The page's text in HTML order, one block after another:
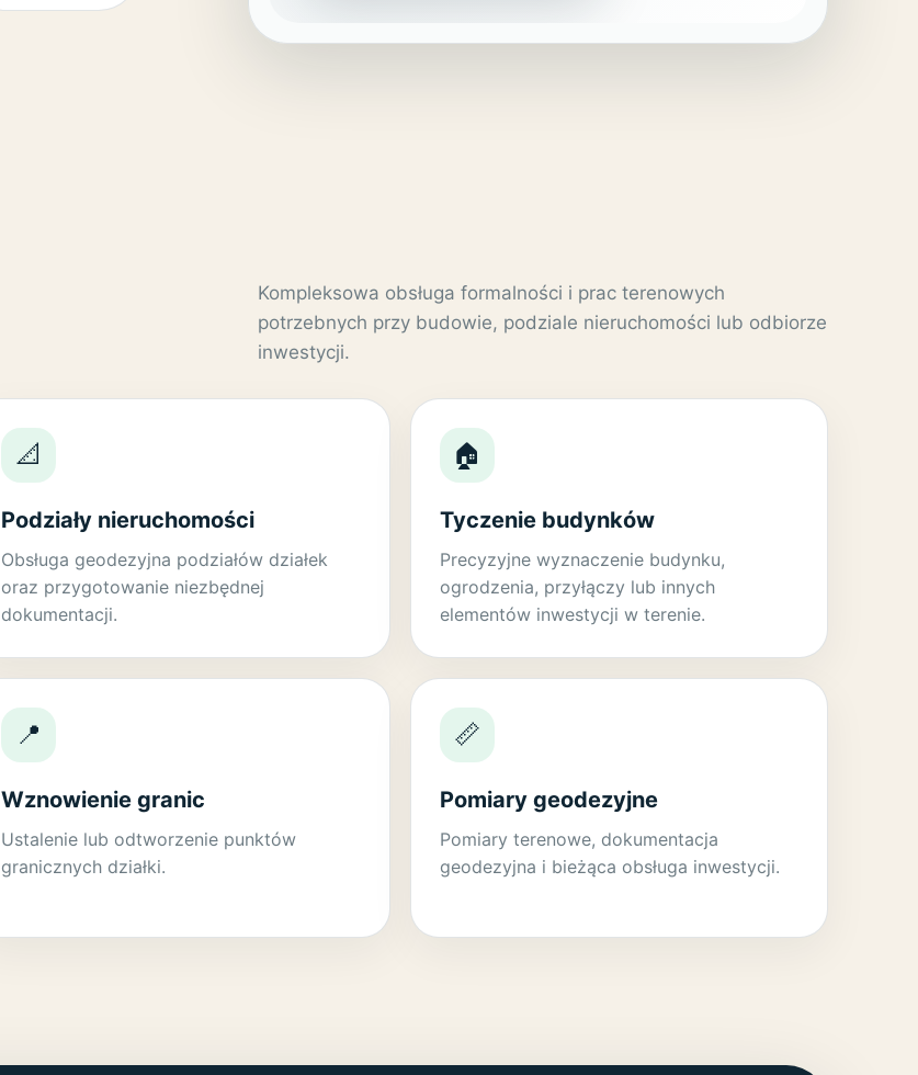
Kompleksowa obsługa formalności i prac terenowych
potrzebnych przy budowie, podziale nieruchomości lub odbiorze
inwestycji.
📐
Podziały nieruchomości
Obsługa geodezyjna podziałów działek
oraz przygotowanie niezbędnej
dokumentacji.
🏠
Tyczenie budynków
Precyzyjne wyznaczenie budynku,
ogrodzenia, przyłączy lub innych
elementów inwestycji w terenie.
📍
Wznowienie granic
Ustalenie lub odtworzenie punktów
granicznych działki.
📏
Pomiary geodezyjne
Pomiary terenowe, dokumentacja
geodezyjna i bieżąca obsługa inwestycji.